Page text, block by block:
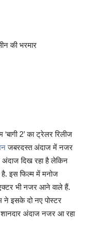
की भरमार
2’ का ट्रेलर रिलीज
जबरदस्‍त अंदाज में नजर
दिख रहा है लेकिन
है. इस फिल्‍म में मनोज
भी नजर आने वाले हैं.
ने इसके दो नए पोस्‍टर
अंदाज नजर आ रहा